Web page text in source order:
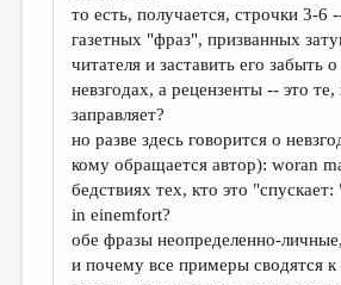
то есть, получается, строчки 3-
газетных "фраз", призванных
читателя и заставить его забыть
невзгодах, а рецензенты -- это
заправляет?
но разве здесь говорится о
кому обращается автор): woran
бедствиях тех, кто это
in einemfort?
обе фразы неопределенно-
и почему все примеры сводятся